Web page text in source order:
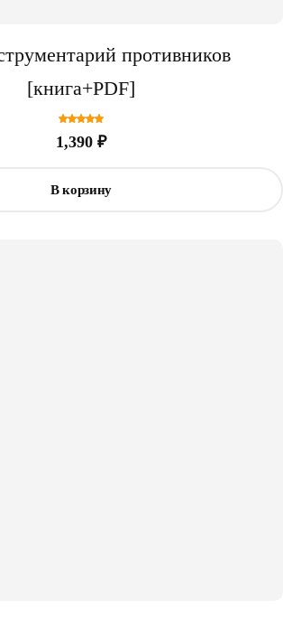
противников
[книга+PDF]
5.00
из
5
1,390 ₽
В корзину